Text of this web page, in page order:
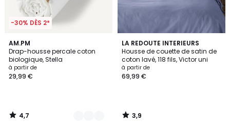
-30% DÈS 2*
AM.PM
Drap-housse percale coton
biologique, Stella
à partir de
29,99 €
4,7
/ 5
2
Couleurs
4,7
/
LA REDOUTE INTERIEURS
Housse de couette de satin de
coton lavé, 118 fils, Victor uni
à partir de
69,99 €
3,9
/ 5
3,9
/